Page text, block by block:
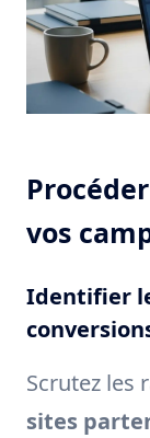
vos
Identifier
Scrutez les
sites